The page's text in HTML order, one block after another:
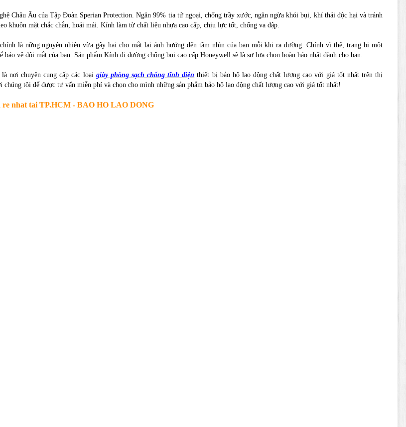
Châu Âu của Tập Đoàn Sperian Protection. Ngăn 99% tia tử ngoại, chống trầy xước, ngăn ngừa khói bụi, khí thải độc hại và tránh
khuôn mặt chắc chắn, hoải mái. Kính làm từ chất liệu nhựa cao cấp, chịu lực tốt, chống va đập.
là nững nguyên nhiên vừa gây hại cho mắt lại ảnh hưởng đến tầm nhìn của bạn mỗi khi ra đường. Chính vì thế, trang bị một
bảo vệ đôi mắt của bạn. Sản phẩm Kính đi đường chống bụi cao cấp Honeywell sẽ là sự lựa chọn hoàn hảo nhất dành cho bạn.
nơi chuyên cung cấp các loại giày phòng sạch chống tĩnh điện thiết bị bảo hộ lao động chất lượng cao với giá tốt nhất trên thị
tôi để được tư vấn miễn phí và chọn cho mình những sản phẩm bảo hộ lao động chất lượng cao với giá tốt nhất!
re nhat tai TP.HCM - BAO HO LAO DONG